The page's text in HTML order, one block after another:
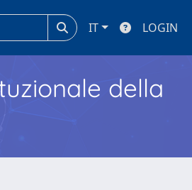
IT LOGIN
della